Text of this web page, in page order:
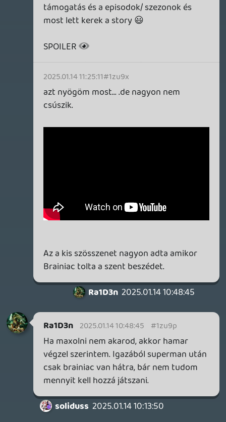
Ra1D3n 2025.01.13 13:07:33
Érdekes, szerintem pont a Batman elleni
harc volt a legsemmilyenebb. Flash és
értelmes mechanikákkal dolgoztak,
élveztem is a velük való összecsapást.
Superman ellen kissé nehéz volt a harc, de
ott is átjött a lényeg, na meg sikerült őt
megértsem a karakter személyiségét (még
belátom, hogy jöhetne már az a Marathon..
soliduss 2025.01.13 08:42:20
soliduss 2025.01.13 11:16:32 #1zu5v
erőlködés volt az egész. Próbálták a boss
batmanes volt a legegyedibb.... utána a
Flash.... a Zöld Lámpás és Superman fight
eléggé össze vissza volt.... látszik ,hogy
próbálkoztak a fejlesztők, csak sajnos ez
kevés volt.
Mostmár egyre jobban érzem a "túlzott
pozítivizmust" amit a fejlesztők